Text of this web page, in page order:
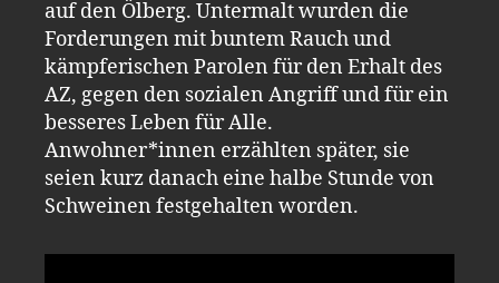
auf den Ölberg. Untermalt wurden die
Forderungen mit buntem Rauch und
kämpferischen Parolen für den Erhalt des
AZ, gegen den sozialen Angriff und für ein
besseres Leben für Alle.
Anwohner*innen erzählten später, sie
seien kurz danach eine halbe Stunde von
Schweinen festgehalten worden.